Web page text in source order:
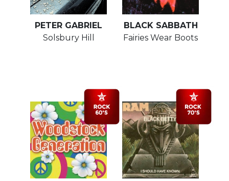
PETER GABRIEL
Solsbury Hill
BLACK SABBATH
Fairies Wear Boots